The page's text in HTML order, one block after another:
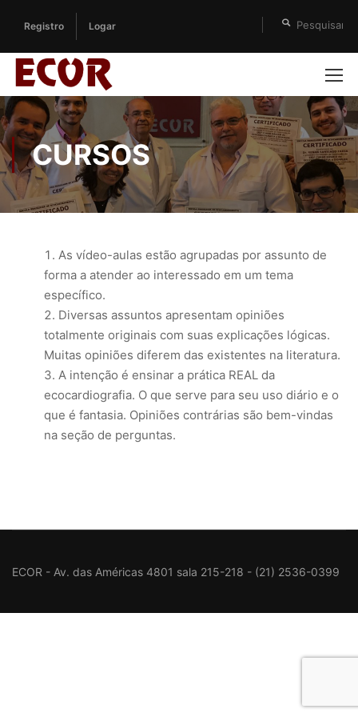
Registro Logar
CURSOS
As vídeo-aulas estão agrupadas por assunto de
forma a atender ao interessado em um tema
específico.
Diversas assuntos apresentam opiniões
totalmente originais com suas explicações lógicas.
Muitas opiniões diferem das existentes na literatura.
A intenção é ensinar a prática REAL da
ecocardiografia. O que serve para seu uso diário e o
que é fantasia. Opiniões contrárias são bem-vindas
na seção de perguntas.
ECOR - Av. das Américas 4801 sala 215-218 - (21) 2536-0399